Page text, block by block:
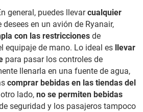
general, puedes llevarcualquier
desees en un avión de Ryanair,
con las restricciones de
equipaje de mano. Lo ideal es llevar
para pasar los controles de
llenarla en una fuente de agua,
comprar bebidas en las tiendas del
lado, no se permiten bebidas
seguridad y los pasajeros tampoco